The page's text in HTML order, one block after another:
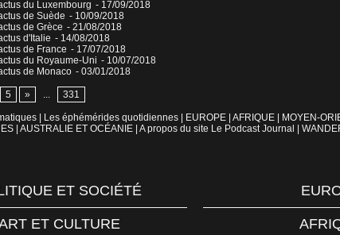
du Luxembourg - 17/09/2018
de Suède - 10/09/2018
de Grèce - 21/08/2018
d'Italie - 14/08/2018
de France - 17/07/2018
du Royaume-Uni - 10/07/2018
de Monaco - 03/01/2018
5 » ... 331
Les éphémérides quotidiennes EUROPE AFRIQUE MOYEN-
AUSTRALIE ET OCÉANIE A propos du site Le Podcast Journal
ET SOCIÉTÉ
ET CULTURE